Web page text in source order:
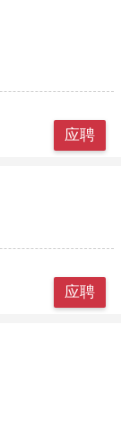
应聘
应聘